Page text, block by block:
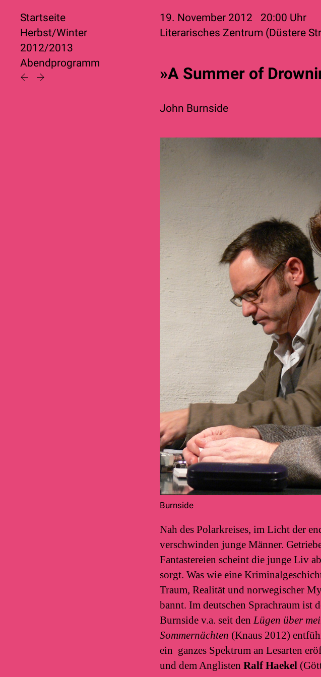
Startseite
Herbst/Winter
2012/2013
Abendprogramm
19. November 2012 20:00 Uhr
Literarisches Zentrum (Düstere
»A Summer of
John Burnside
Burnside
Nah des Polarkreises, im Licht der
verschwinden junge Männer.
Fantastereien scheint die junge Liv
sorgt. Was wie eine
Traum, Realität und norwegischer
bannt. Im deutschen Sprachraum ist
Burnside v.a. seit denLügen über
Sommernächten (Knaus 2012)
ein ganzes Spektrum an Lesarten
und dem Anglisten Ralf Haekel